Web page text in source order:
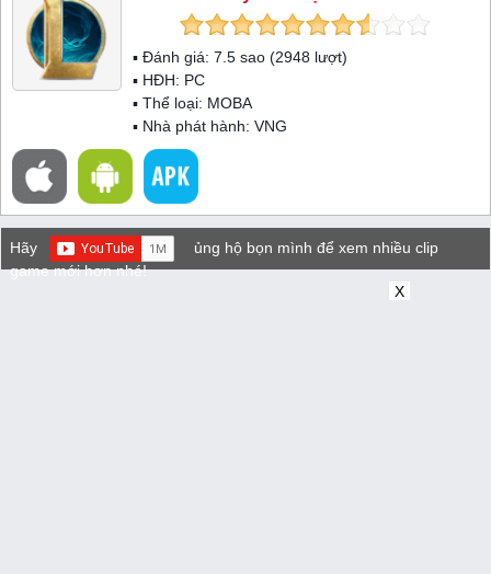
▪ Đánh giá: 7.5 sao (2948 lượt)
▪ HĐH: PC
▪ Thể loại: MOBA
▪ Nhà phát hành: VNG
Hãy
ủng hộ bọn mình để xem nhiều clip
game mới hơn nhé!
X